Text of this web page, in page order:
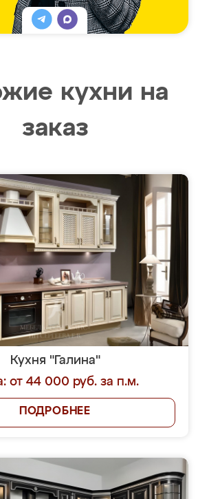
кухни на
заказ
Кухня "Галина"
от 44 000 руб. за п.м.
ПОДРОБНЕЕ